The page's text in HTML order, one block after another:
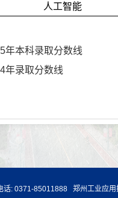
人工智能
年本科录取分数线
年录取分数线
: 0371-85011888 郑州工业应用